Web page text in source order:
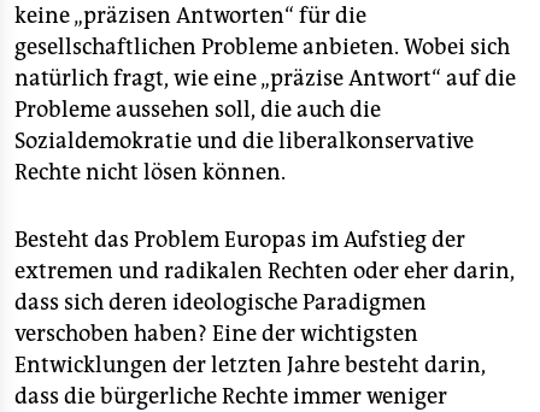
keine „präzisen Antworten“ für die
gesellschaftlichen Probleme anbieten. Wobei sich
natürlich fragt, wie eine „präzise Antwort“ auf die
Probleme aussehen soll, die auch die
Sozialdemokratie und die liberalkonservative
Rechte nicht lösen können.
Besteht das Problem Europas im Aufstieg der
extremen und radikalen Rechten oder eher darin,
dass sich deren ideologische Paradigmen
verschoben haben? Eine der wichtigsten
Entwicklungen der letzten Jahre besteht darin,
dass die bürgerliche Rechte immer weniger